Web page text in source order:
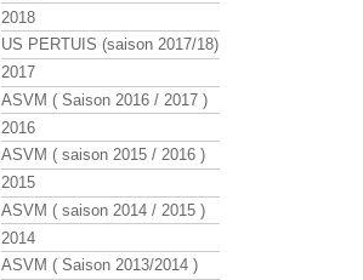
2018
US PERTUIS (saison 2017/18)
2017
ASVM ( Saison 2016 / 2017 )
2016
ASVM ( saison 2015 / 2016 )
2015
ASVM ( saison 2014 / 2015 )
2014
ASVM ( Saison 2013/2014 )